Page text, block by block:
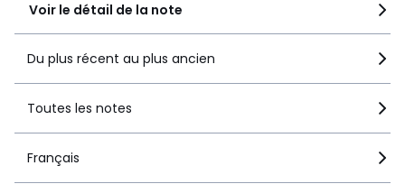
Voir le détail de la note
Du plus récent au plus ancien
Toutes les notes
Français